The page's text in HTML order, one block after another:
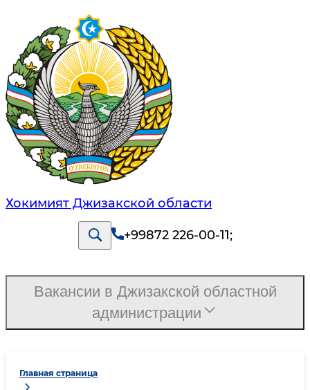
Хокимият Джизакской области
+99872 226-00-11;
Главная страница
Вакансии в Джизакской областной
администрации